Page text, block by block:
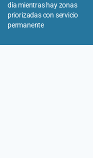
día mientras hay zonas
priorizadas con servicio
permanente